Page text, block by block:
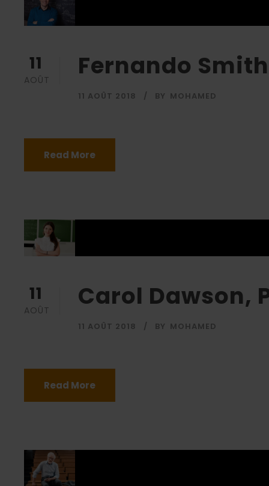
11
AOÛT Fernando
11 AOÛT 2018 BY MOHAMED
Read More
11
AOÛT Carol Dawson,
11 AOÛT 2018 BY MOHAMED
Read More